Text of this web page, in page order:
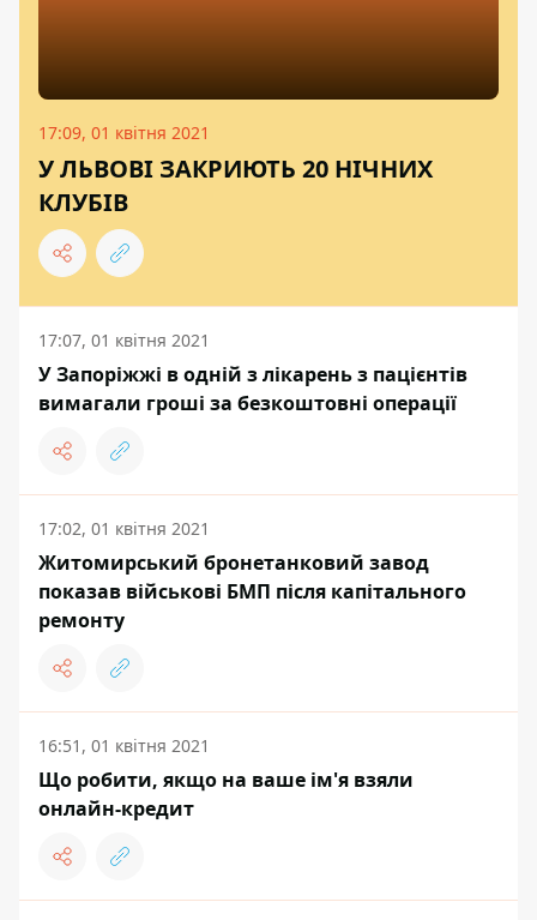
17:09, 01 квітня 2021
У ЛЬВОВІ ЗАКРИЮТЬ 20 НІЧНИХ
КЛУБІВ
17:07, 01 квітня 2021
У Запоріжжі в одній з лікарень з пацієнтів
вимагали гроші за безкоштовні операції
17:02, 01 квітня 2021
Житомирський бронетанковий завод
показав військові БМП після капітального
ремонту
16:51, 01 квітня 2021
Що робити, якщо на ваше ім'я взяли
онлайн-кредит